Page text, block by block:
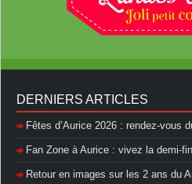
DERNIERS ARTICLES
Fêtes d’Aurice 2026 : rendez-vous
Fan Zone à Aurice : vivez la demi-
Retour en images sur les 2 ans du